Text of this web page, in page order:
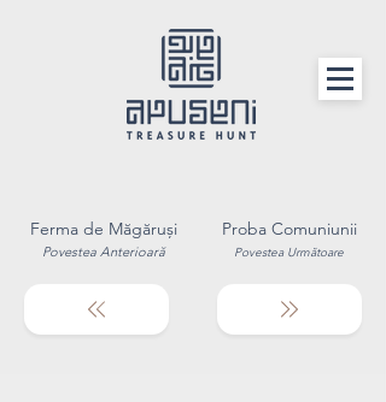
Ferma de Măgăruși
Povestea Anterioară
Proba Comuniunii
Povestea Următoare